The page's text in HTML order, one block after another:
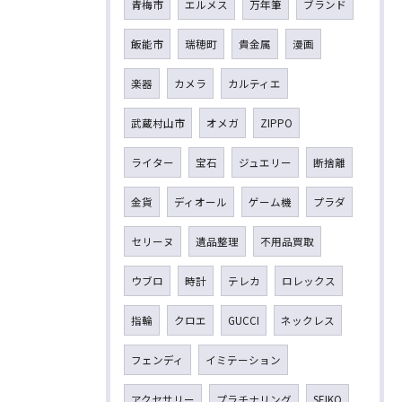
青梅市 エルメス 万年筆 ブランド
飯能市 瑞穂町 貴金属 漫画
楽器 カメラ カルティエ
武蔵村山市 オメガ ZIPPO
ライター 宝石 ジュエリー 断捨離
金貨 ディオール ゲーム機 プラダ
セリーヌ 遺品整理 不用品買取
ウブロ 時計 テレカ ロレックス
指輪 クロエ GUCCI ネックレス
フェンディ イミテーション